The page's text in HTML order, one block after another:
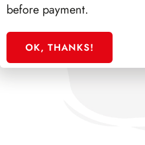
before payment.
OK, THANKS!